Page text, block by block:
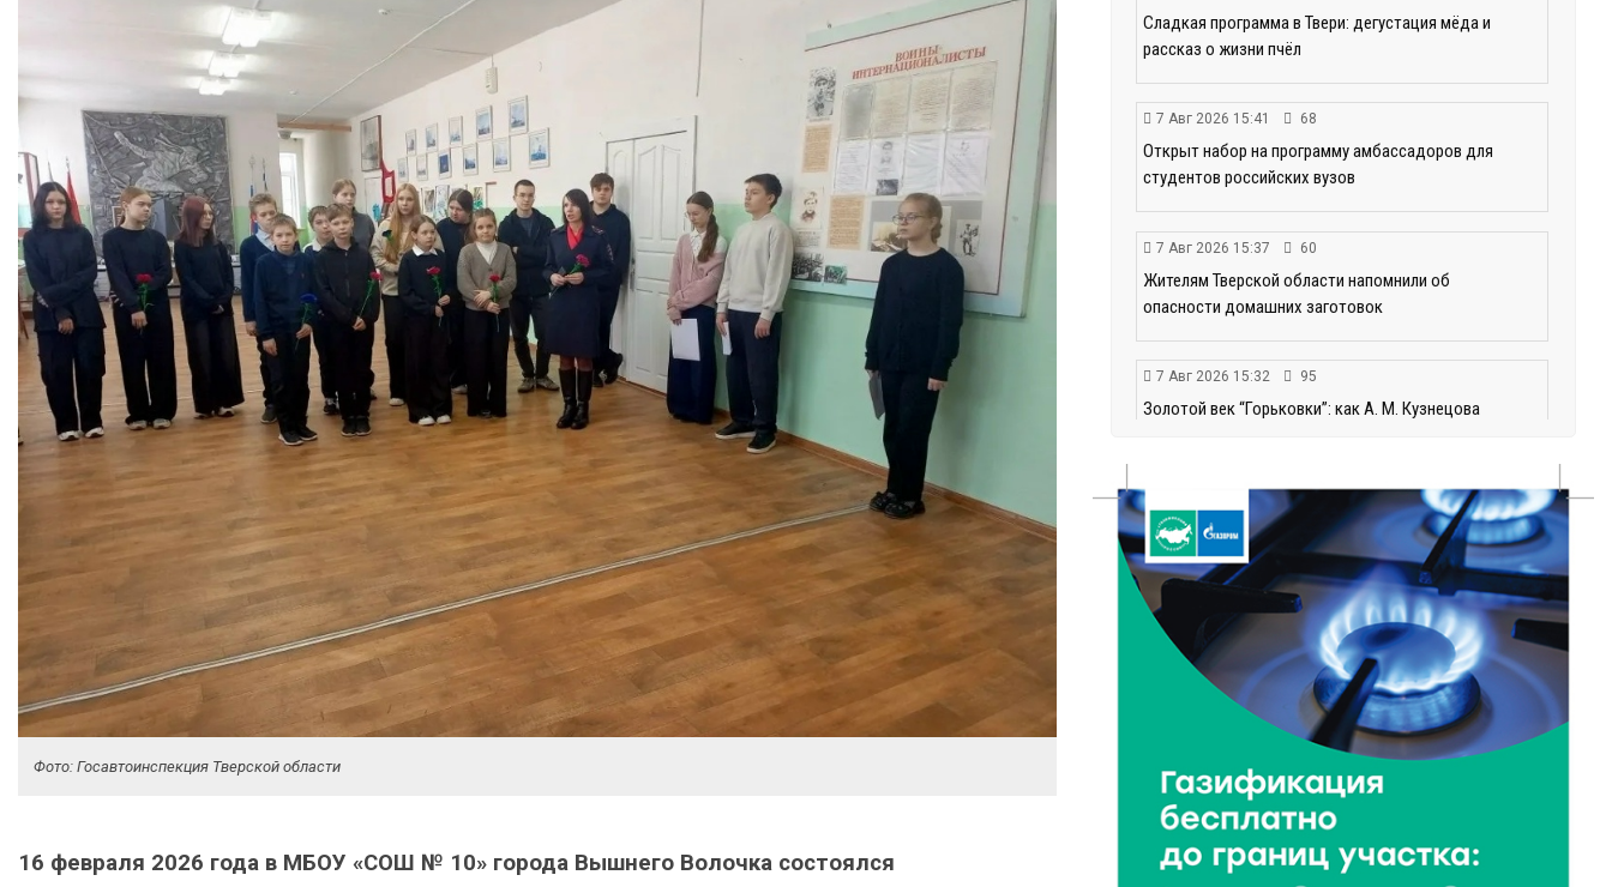
Фото: Госавтоинспекция Тверской области
16 февраля 2026 года в МБОУ «СОШ № 10» города Вышнего Волочка состоялся
Сладкая программа в Твери: дегустация мёда и
рассказ о жизни пчёл
7 Авг 2026 15:41 68
Открыт набор на программу амбассадоров для
студентов российских вузов
7 Авг 2026 15:37 60
Жителям Тверской области напомнили об
опасности домашних заготовок
7 Авг 2026 15:32 95
Золотой век “Горьковки”: как А. М. Кузнецова
65
«Россети Центр» отремонтировали почти 270
трансформаторных подстанций и более 146 км ЛЭП
в Тверской области
7 Авг 2026 15:10 59
На Петербургском марафоне «Пушкин — Петербург»
появится новая беговая трасса для
профессиональных спортсменов
7 Авг 2026 15:02 374
От звёздочек к чемпионам: в Твери отметили
заслуги тренеров и атлетов